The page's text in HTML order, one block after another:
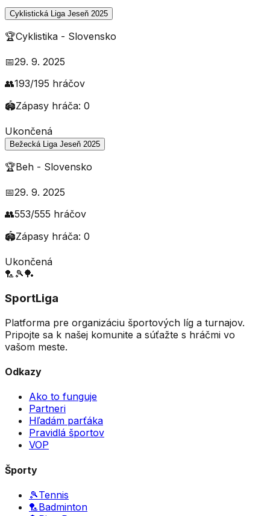
Cyklistická Liga Jeseň 2025
🏆Cyklistika - Slovensko
📅29. 9. 2025
👥193/195 hráčov
🏟️Zápasy hráča: 0
Ukončená
Bežecká Liga Jeseň 2025
🏆Beh - Slovensko
📅29. 9. 2025
👥553/555 hráčov
🏟️Zápasy hráča: 0
Ukončená
🏸 🎾🏓
SportLiga
Platforma pre organizáciu športových líg a turnajov.
Pripojte sa k našej komunite a súťažte s hráčmi vo
vašom meste.
Odkazy
Ako to funguje
Partneri
Hľadám parťáka
Pravidlá športov
VOP
Športy
🎾Tennis
🏸Badminton